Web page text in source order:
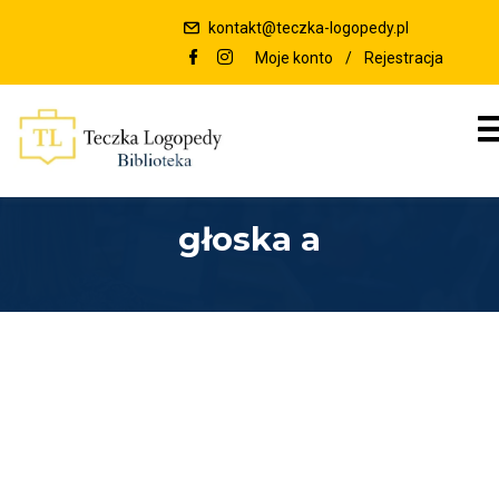
kontakt@teczka-logopedy.pl
Moje konto
/ Rejestracja
głoska a